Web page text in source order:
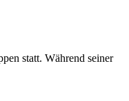
statt. Während seiner